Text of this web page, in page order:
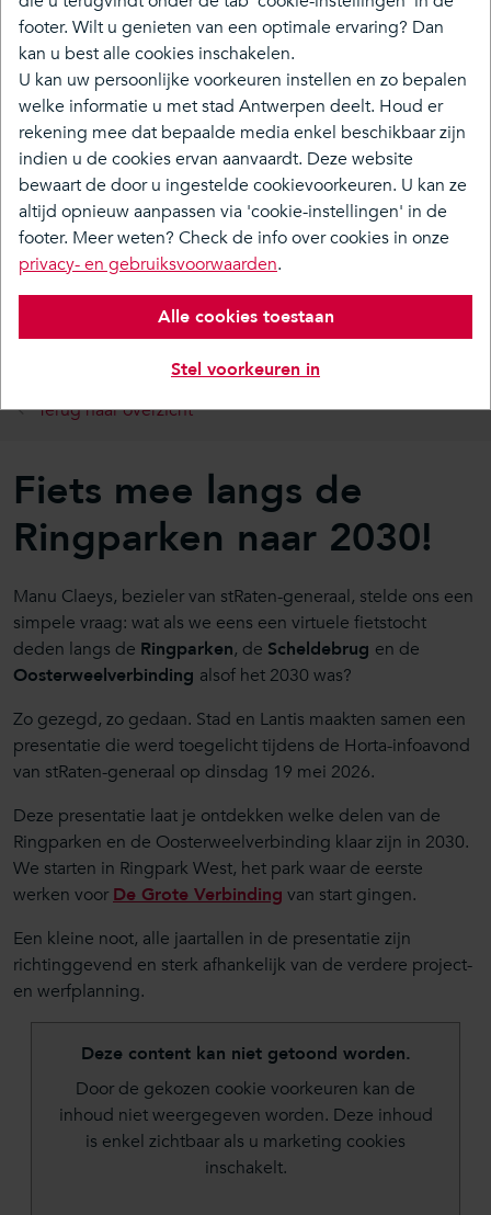
Antwerpen, zijn haven én voor Vlaanderen. We
verbinden bestaande en nieuwe wijken aan beide
kanten van de Ring, met meer groen en schonere lucht.
Over ons
Tijdlijn
Toekomstverbond
Terug naar overzicht
Fiets mee langs de
Ringparken naar 2030!
Manu Claeys, bezieler van stRaten-generaal, stelde ons een
simpele vraag: wat als we eens een virtuele fietstocht
deden langs de Ringparken, de Scheldebrug en de
Oosterweelverbinding alsof het 2030 was?
Zo gezegd, zo gedaan. Stad en Lantis maakten samen een
presentatie die werd toegelicht tijdens de Horta-infoavond
van stRaten-generaal op dinsdag 19 mei 2026.
Deze presentatie laat je ontdekken welke delen van de
Ringparken en de Oosterweelverbinding klaar zijn in 2030.
We starten in Ringpark West, het park waar de eerste
werken voor De Grote Verbinding van start gingen.
Een kleine noot, alle jaartallen in de presentatie zijn
richtinggevend en sterk afhankelijk van de verdere project-
en werfplanning.
Deze content kan niet getoond worden.
Door de gekozen cookie voorkeuren kan de
inhoud niet weergegeven worden. Deze inhoud
is enkel zichtbaar als u marketing cookies
inschakelt.
footer. Wilt u genieten van een optimale ervaring? Dan
kan u best alle cookies inschakelen.
U kan uw persoonlijke voorkeuren instellen en zo bepalen
welke informatie u met stad Antwerpen deelt. Houd er
rekening mee dat bepaalde media enkel beschikbaar zijn
indien u de cookies ervan aanvaardt. Deze website
bewaart de door u ingestelde cookievoorkeuren. U kan ze
altijd opnieuw aanpassen via 'cookie-instellingen' in de
footer. Meer weten? Check de info over cookies in onze
privacy- en gebruiksvoorwaarden.
Alle cookies toestaan
Stel voorkeuren in